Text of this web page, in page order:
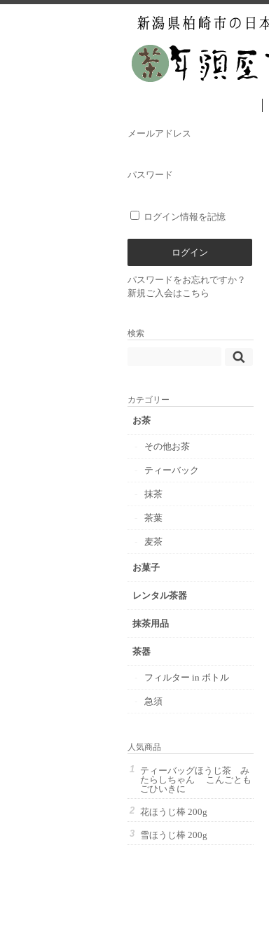
メールアドレス
パスワード
ログイン情報を記憶
パスワードをお忘れですか？
新規ご入会はこちら
検索
カテゴリー
お茶
その他お茶
ティーバック
抹茶
茶葉
麦茶
お菓子
レンタル茶器
抹茶用品
茶器
フィルター in ボトル
急須
人気商品
ティーバッグほうじ茶 み
たらしちゃん こんごとも
ごひいきに
花ほうじ棒 200g
雪ほうじ棒 200g